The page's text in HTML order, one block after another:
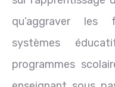
qu’aggraver les
systèmes
programmes